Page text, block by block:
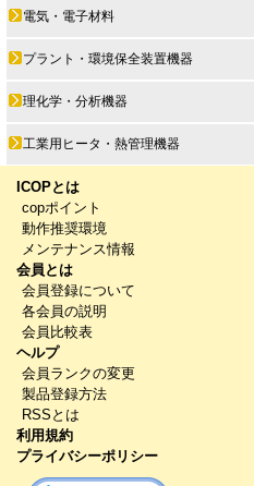
電気・電子材料
プラント・環境保全装置機器
理化学・分析機器
工業用ヒータ・熱管理機器
ICOPとは
copポイント
動作推奨環境
メンテナンス情報
会員とは
会員登録について
各会員の説明
会員比較表
ヘルプ
会員ランクの変更
製品登録方法
RSSとは
利用規約
プライバシーポリシー